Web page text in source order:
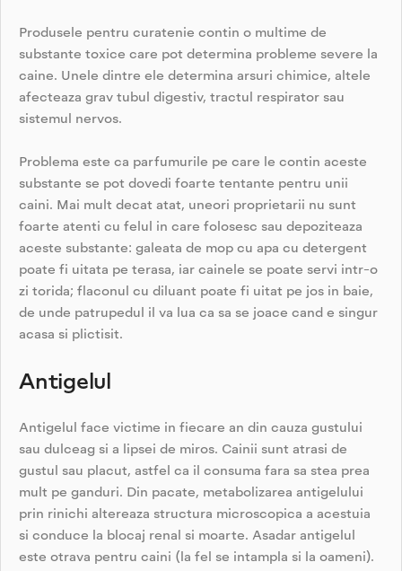
Produsele pentru curatenie contin o multime de
substante toxice care pot determina probleme severe la
caine. Unele dintre ele determina arsuri chimice, altele
afecteaza grav tubul digestiv, tractul respirator sau
sistemul nervos.
Problema este ca parfumurile pe care le contin aceste
substante se pot dovedi foarte tentante pentru unii
caini. Mai mult decat atat, uneori proprietarii nu sunt
foarte atenti cu felul in care folosesc sau depoziteaza
aceste substante: galeata de mop cu apa cu detergent
poate fi uitata pe terasa, iar cainele se poate servi intr-o
zi torida; flaconul cu diluant poate fi uitat pe jos in baie,
de unde patrupedul il va lua ca sa se joace cand e singur
acasa si plictisit.
Antigelul
Antigelul face victime in fiecare an din cauza gustului
sau dulceag si a lipsei de miros. Cainii sunt atrasi de
gustul sau placut, astfel ca il consuma fara sa stea prea
mult pe ganduri. Din pacate, metabolizarea antigelului
prin rinichi altereaza structura microscopica a acestuia
si conduce la blocaj renal si moarte. Asadar antigelul
este otrava pentru caini (la fel se intampla si la oameni).